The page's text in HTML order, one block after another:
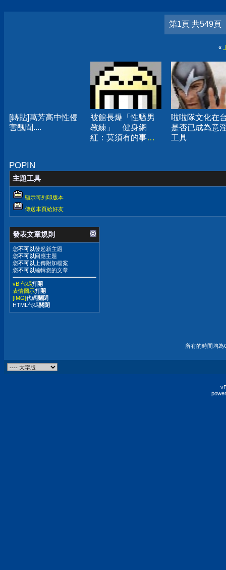
第1頁 共549頁
«
[轉貼]萬芳高中性侵
害醜聞....
被館長爆「性騷男
教練」 健身網
紅：莫須有的事已
啦啦隊文化在
是否已成為意
工具
POPIN
主題工具
顯示可列印版本
傳送本頁給好友
發表文章規則
您不可以發起新主題
您不可以回應主題
您不可以 上傳附加檔案
您不可以編輯您的文章
vB 代碼打開
表情圖示打開
[IMG]代碼關閉
HTML代碼關閉
所有的時間均為